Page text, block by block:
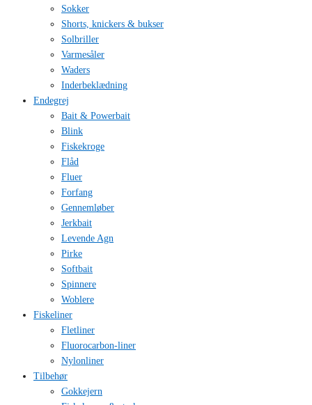
Sokker
Shorts, knickers & bukser
Solbriller
Varmesåler
Waders
Inderbeklædning
Endegrej
Bait & Powerbait
Blink
Fiskekroge
Flåd
Fluer
Forfang
Gennemløber
Jerkbait
Levende Agn
Pirke
Softbait
Spinnere
Woblere
Fiskeliner
Fletliner
Fluorocarbon-liner
Nylonliner
Tilbehør
Gokkejern